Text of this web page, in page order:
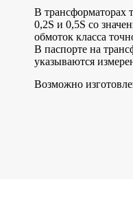
В трансформаторах
0,2S и 0,5S со
обмоток класса
В паспорте на
указываются
Возможно